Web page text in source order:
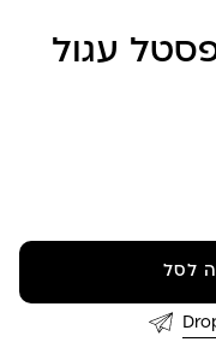
עגול
לסל